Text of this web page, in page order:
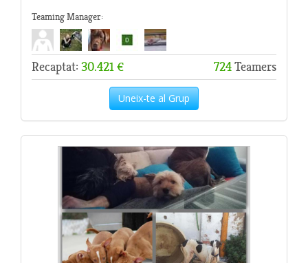
Teaming Manager:
Recaptat: 30.421 € 724Teamers
Uneix-te al Grup